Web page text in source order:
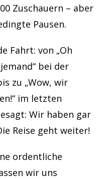
Zuschauern – aber
Pausen.
Fahrt: von „Oh
bei der
zu „Wow, wir
im letzten
Wir haben gar
Reise geht weiter!
ordentliche
wir uns